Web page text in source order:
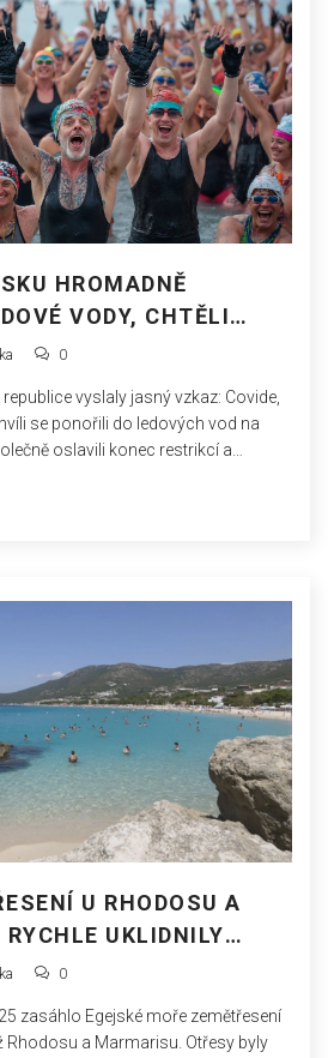
HROMADNĚ
VODY, CHTĚLI
COVIDU A ZAPSALI SE
0
vyslaly jasný vzkaz: Covide,
se ponořili do ledových vod na
oslavili konec restrikcí a
U RHODOSU A
UKLIDNILY
NEHROZÍ
0
zasáhlo Egejské moře zemětřesení
Rhodosu a Marmarisu. Otřesy byly